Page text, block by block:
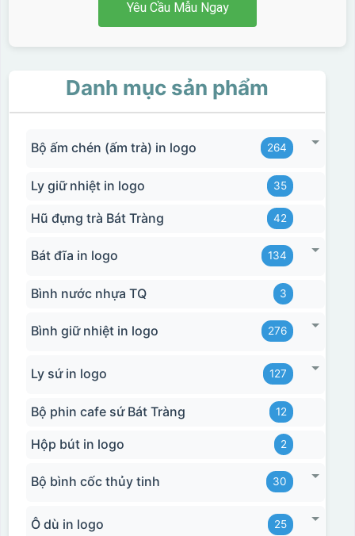
phù hợp cho sản xuất số lượng lớn, tuy nhiên đòi hỏi
quy trình chuẩn bị kỹ lưỡng và chi phí setup ban đầu
tương đối cao.
Yêu Cầu Mẫu Ngay
Danh mục sản phẩm
Bộ ấm chén (ấm trà) in logo 264
Ly giữ nhiệt in logo 35
Hũ đựng trà Bát Tràng 42
Bát đĩa in logo 134
Bình nước nhựa TQ 3
Bình giữ nhiệt in logo 276
Ly sứ in logo 127
Bộ phin cafe sứ Bát Tràng 12
Hộp bút in logo 2
Bộ bình cốc thủy tinh 30
Ô dù in logo 25